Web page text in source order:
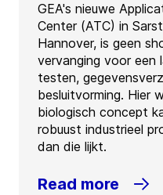
GEA's nieuwe
Center (ATC) in
Hannover, is geen
vervanging voor een
testen,
besluitvorming. Hier
biologisch concept
robuust industrieel
dan die lijkt.
Read more